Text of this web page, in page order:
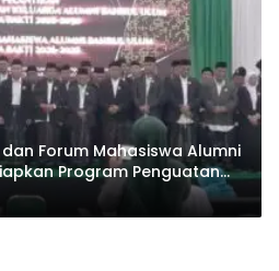
dan Forum Mahasiswa Alumni
Program Penguatan